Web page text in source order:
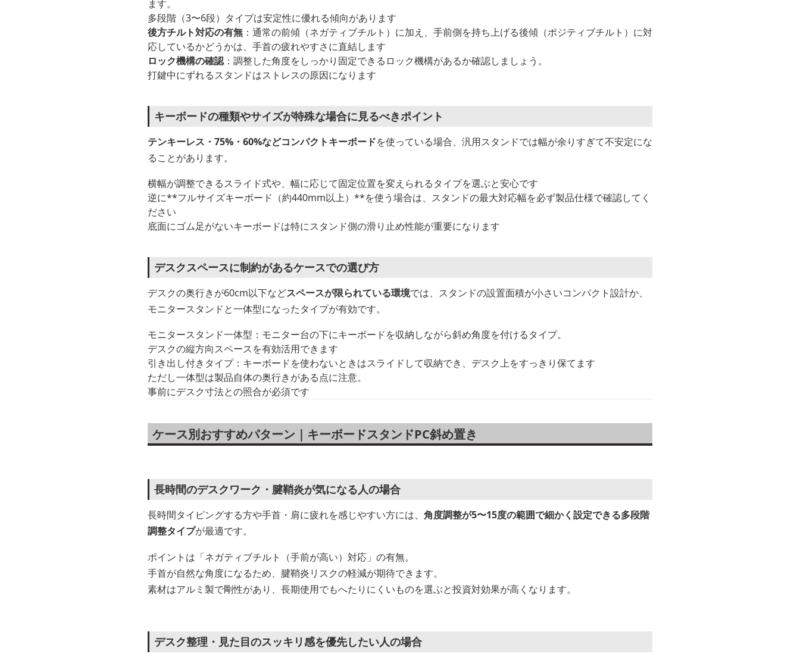
ます。
多段階（3〜6段）タイプは安定性に優れる傾向があります
後方チルト対応の有無 ：通常の前傾（ネガティブチルト）に加え、手前側を持ち上げる後傾（ポジティブチルト）に対
応しているかどうかは、手首の疲れやすさに直結します
ロック機構の確認：調整した角度をしっかり固定できるロック機構があるか確認しましょう。
打鍵中にずれるスタンドはストレスの原因になります
キーボードの種類やサイズが特殊な場合に見るべきポイント
テンキーレス・75%・60%などコンパクトキーボードを使っている場合、汎用スタンドでは幅が余りすぎて不安定にな
ることがあります。
横幅が調整できるスライド式や、幅に応じて固定位置を変えられるタイプを選ぶと安心です
逆に**フルサイズキーボード（約440mm以上）**を使う場合は、スタンドの最大対応幅を必ず製品仕様で確認してく
ださい
底面にゴム足がないキーボードは特にスタンド側の滑り止め性能が重要になります
デスクスペースに制約があるケースでの選び方
デスクの奥行きが60cm以下などスペースが限られている環境では、スタンドの設置面積が小さいコンパクト設計か、
モニタースタンドと一体型になったタイプが有効です。
モニタースタンド一体型：モニター台の下にキーボードを収納しながら斜め角度を付けるタイプ。
デスクの縦方向スペースを有効活用できます
引き出し付きタイプ：キーボードを使わないときはスライドして収納でき、デスク上をすっきり保てます
ただし一体型は製品自体の奥行きがある点に注意。
事前にデスク寸法との照合が必須です
ケース別おすすめパターン｜キーボードスタンドPC斜め置き
長時間のデスクワーク・腱鞘炎が気になる人の場合
長時間タイピングする方や手首・肩に疲れを感じやすい方には、 角度調整が5〜15度の範囲で細かく設定できる多段階
調整タイプが最適です。
ポイントは「ネガティブチルト（手前が高い）対応」の有無。
手首が自然な角度になるため、腱鞘炎リスクの軽減が期待できます。
素材はアルミ製で剛性があり、長期使用でもへたりにくいものを選ぶと投資対効果が高くなります。
デスク整理・見た目のスッキリ感を優先したい人の場合